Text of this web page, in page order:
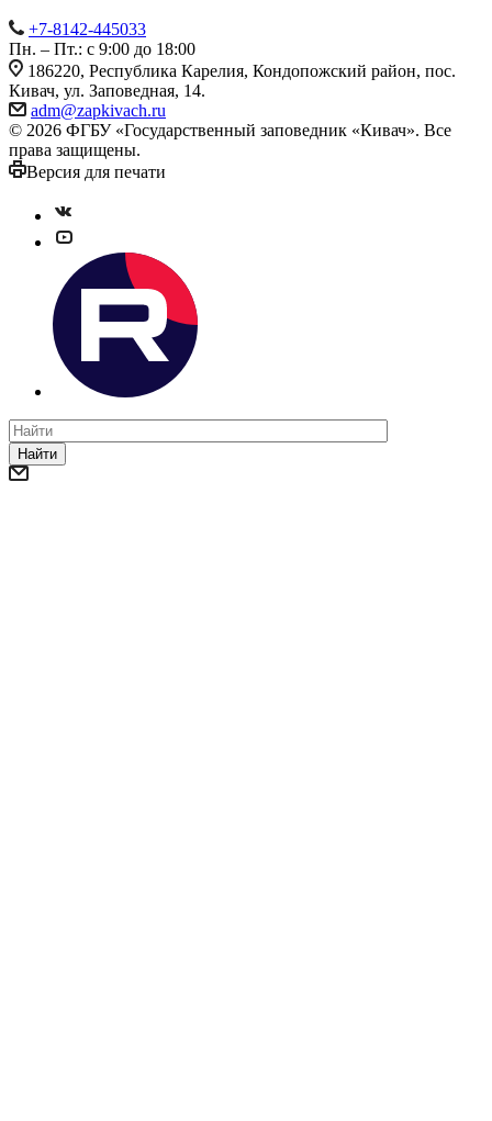
+7-8142-445033
Пн. – Пт.: с 9:00 до 18:00
186220, Республика Карелия, Кондопожский район, пос.
Кивач, ул. Заповедная, 14.
adm@zapkivach.ru
© 2026 ФГБУ «Государственный заповедник «Кивач». Все
права защищены.
Версия для печати
Найти